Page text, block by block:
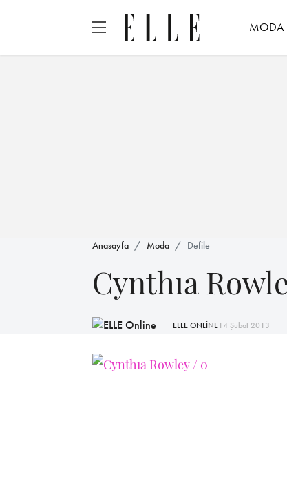
MODA
Anasayfa Moda Defile
Cynthıa
ELLE ONLİNE14 Şubat 2013